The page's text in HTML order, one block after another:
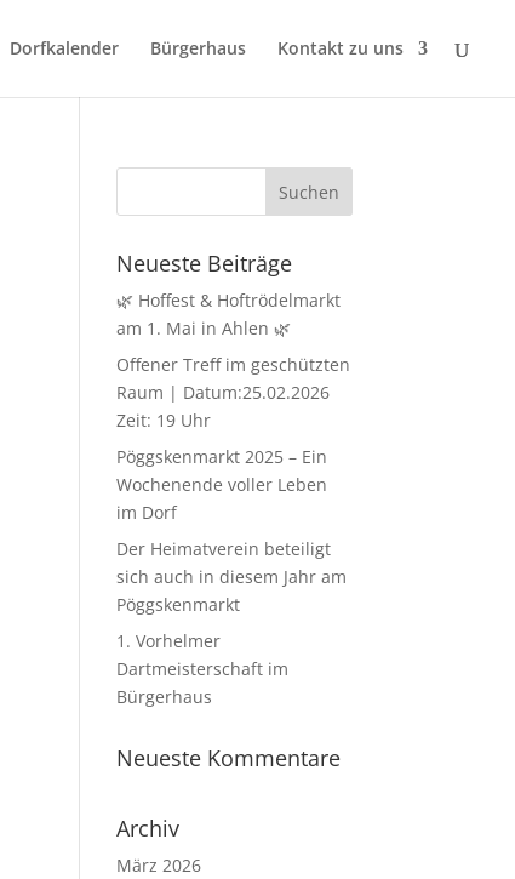
Dorfkalender Bürgerhaus Kontakt zu uns
Neueste Beiträge
🌿 Hoffest & Hoftrödelmarkt
am 1. Mai in Ahlen 🌿
Offener Treff im geschützten
Raum | Datum:25.02.2026
Zeit: 19 Uhr
Pöggskenmarkt 2025 – Ein
Wochenende voller Leben
im Dorf
Der Heimatverein beteiligt
sich auch in diesem Jahr am
Pöggskenmarkt
1. Vorhelmer
Dartmeisterschaft im
Bürgerhaus
Neueste Kommentare
Archiv
März 2026